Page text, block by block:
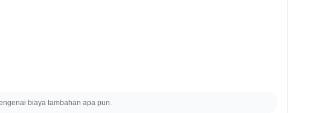
biaya tambahan apa pun.